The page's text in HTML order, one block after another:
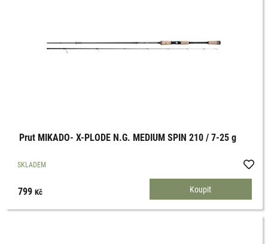
Prut MIKADO- X-PLODE N.G. MEDIUM SPIN 210 / 7-25 g
SKLADEM
799Kč